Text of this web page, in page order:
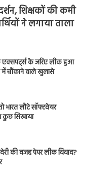
शिक्षकों की कमी
ने लगाया ताला
एक्सपर्ट्स के जरिए लीक हुआ
में चौंकाने वाले खुलासे
भारत लौटे सॉफ्टवेयर
कुछ सिखाया
की वजह पेपर लीक विवाद?